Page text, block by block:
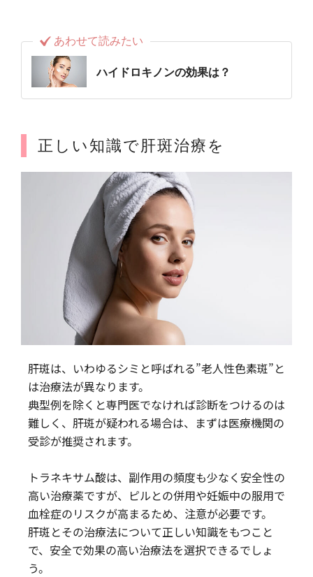
あわせて読みたい
ハイドロキノンの効果は？
正しい知識で肝斑治療を
肝斑は、いわゆるシミと呼ばれる”老人性色素斑”と
は治療法が異なります。
典型例を除くと専門医でなければ診断をつけるのは
難しく、肝斑が疑われる場合は、まずは医療機関の
受診が推奨されます。
トラネキサム酸は、副作用の頻度も少なく安全性の
高い治療薬ですが、ピルとの併用や妊娠中の服用で
血栓症のリスクが高まるため、注意が必要です。
肝斑とその治療法について正しい知識をもつこと
で、安全で効果の高い治療法を選択できるでしょ
う。